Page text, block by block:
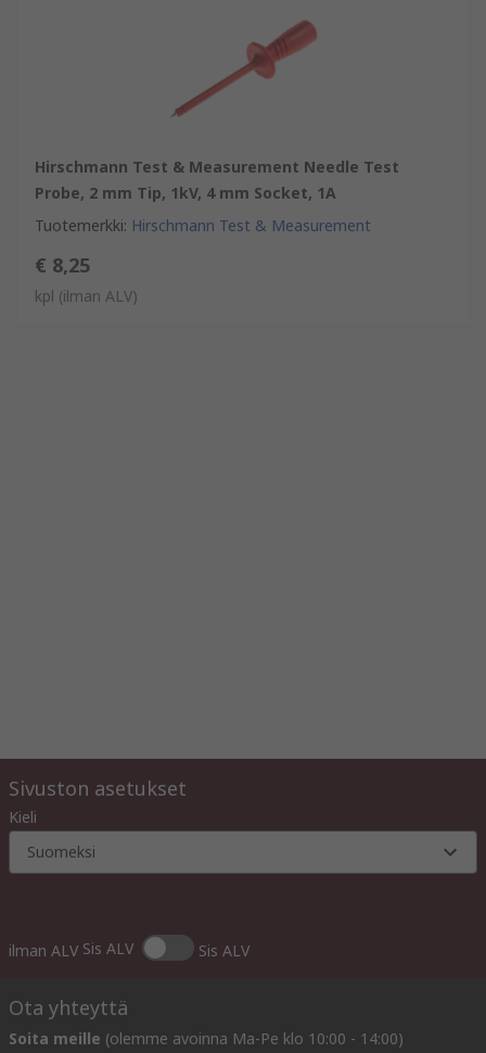
Hirschmann Test & Measurement Needle Test
Probe, 2 mm Tip, 1kV, 4 mm Socket, 1A
Tuotemerkki: Hirschmann Test & Measurement
€ 8,25
kpl (ilman ALV)
Sivuston asetukset
Kieli
Suomeksi
ilman ALV Sis ALV Sis ALV
Ota yhteyttä
Soita meille (olemme avoinna Ma-Pe klo 10:00 - 14:00)